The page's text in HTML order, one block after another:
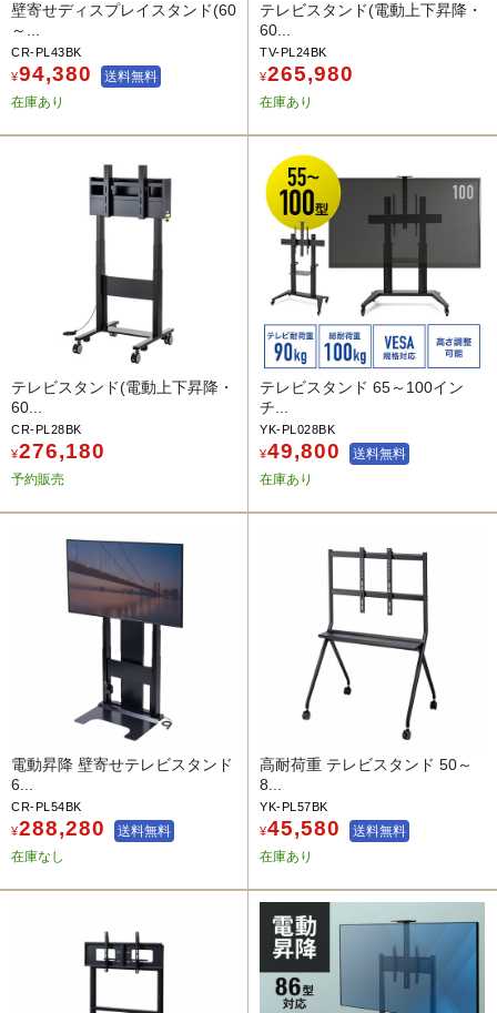
壁寄せディスプレイスタンド(60
～...
CR-PL43BK
¥94,380
送料無料
在庫あり
テレビスタンド(電動上下昇降・
60...
TV-PL24BK
¥265,980
在庫あり
テレビスタンド(電動上下昇降・
60...
CR-PL28BK
¥276,180
予約販売
テレビスタンド 65～100イン
チ...
YK-PL028BK
¥49,800
送料無料
在庫あり
電動昇降 壁寄せテレビスタンド
6...
CR-PL54BK
¥288,280
送料無料
在庫なし
高耐荷重 テレビスタンド 50～
8...
YK-PL57BK
¥45,580
送料無料
在庫あり